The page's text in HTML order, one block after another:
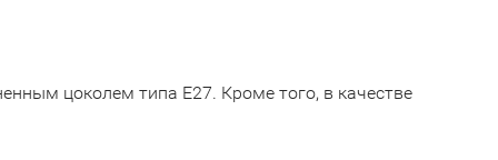
цоколем типа E27. Кроме того, в качестве